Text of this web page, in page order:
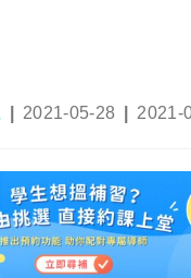
Post
2021-05-28
Post
2021-